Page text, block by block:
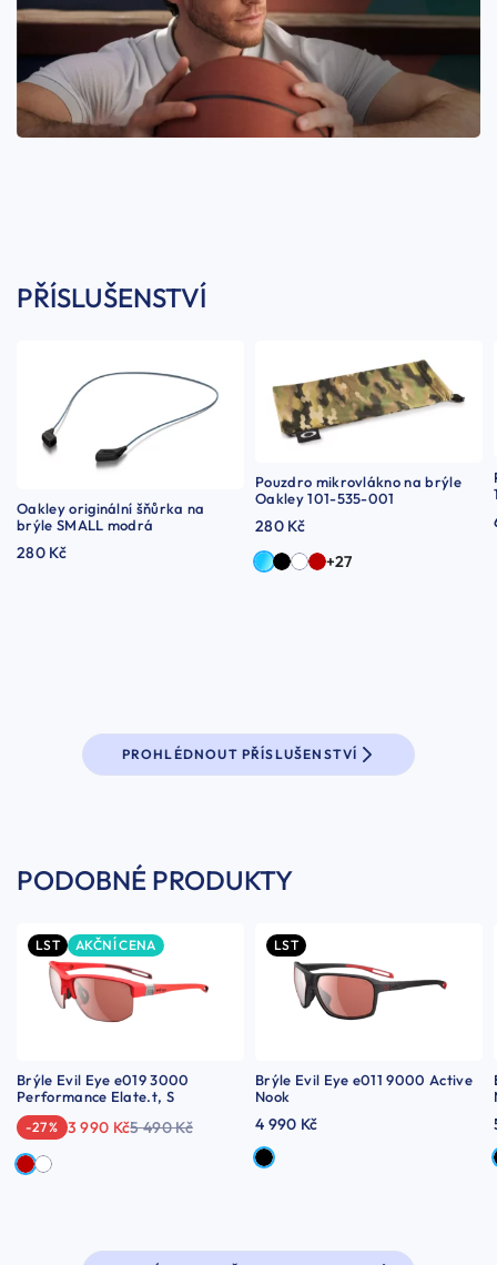
PŘÍSLUŠENSTVÍ
Oakley originální šňůrka na
brýle SMALL modrá
280 Kč
Pouzdro mikrovlákno na brýle
Oakley 101-535-001
280 Kč
+27
PROHLÉDNOUT PŘÍSLUŠENSTVÍ
PODOBNÉ PRODUKTY
LST AKČNÍ CENA
Brýle Evil Eye e019 3000
Performance Elate.t, S
-27 % 3 990 Kč5 490 Kč
LST
Brýle Evil Eye e011 9000 Active
Nook
4 990 Kč